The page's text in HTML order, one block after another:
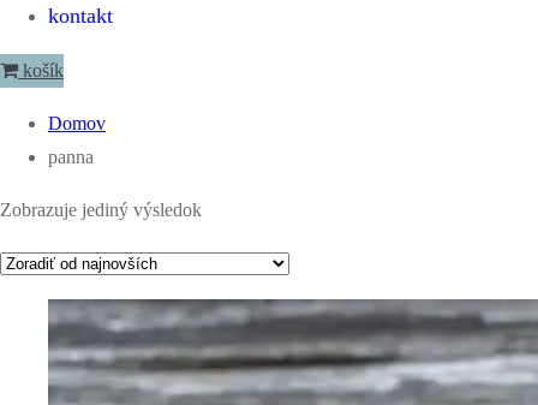
kontakt
košík
Domov
panna
Zobrazuje jediný výsledok